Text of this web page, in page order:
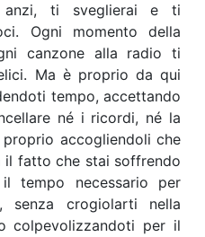
anzi, ti sveglierai e ti
Ogni momento della
canzone alla radio ti
Ma è proprio da qui
tempo, accettando
né i ricordi, né la
accogliendoli che
il fatto che stai soffrendo
tempo necessario per
senza crogiolarti nella
colpevolizzandoti per il